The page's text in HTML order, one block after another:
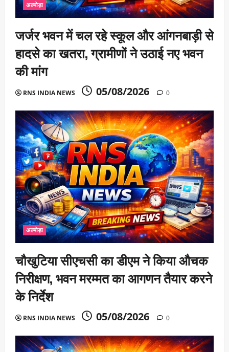
अल्मोड़ा
जर्जर भवन में चल रहे स्कूल और आंगनबाड़ी से
हादसे का खतरा, ग्रामीणों ने उठाई नए भवन
की मांग
RNS INDIA NEWS 05/08/2026 0
अल्मोड़ा
चौखुटिया सीएचसी का डीएम ने किया औचक
निरीक्षण, भवन मरम्मत का आगणन तैयार करने
के निर्देश
RNS INDIA NEWS 05/08/2026 0